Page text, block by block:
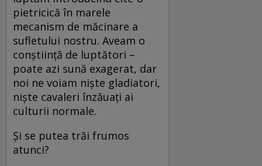
pietricică în marele
mecanism de măcinare a
sufletului nostru. Aveam o
conștiință de luptători –
poate azi sună exagerat, dar
noi ne voiam niște gladiatori,
niște cavaleri înzăuați ai
culturii normale.
Și se putea trăi frumos
atunci?